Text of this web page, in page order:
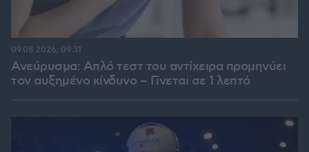
Ανεύρυσμα: Απλό τεστ του αντίχειρα προμηνύει
τον αυξημένο κίνδυνο – Γίνεται σε 1 λεπτό
09.08.2026, 09:31